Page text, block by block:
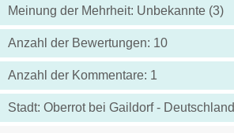
Meinung der Mehrheit: Unbekannte (3)
Anzahl der Bewertungen: 10
Anzahl der Kommentare: 1
Stadt: Oberrot bei Gaildorf - Deutschland